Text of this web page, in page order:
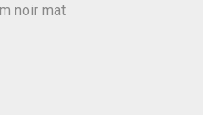
noir mat